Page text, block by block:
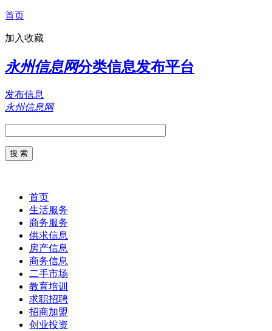
首页
加入收藏
永州信息网分类信息发布平台
发布信息
永州信息网
首页
生活服务
商务服务
供求信息
房产信息
商务信息
二手市场
教育培训
求职招聘
招商加盟
创业投资